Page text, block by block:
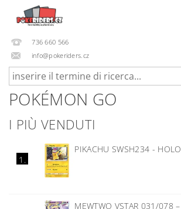
736 660 566
info@pokeriders.cz
POKÉMON GO
I PIÙ VENDUTI
1.
PIKACHU SWSH234 - HOLO
MEWTWO VSTAR 031/078–